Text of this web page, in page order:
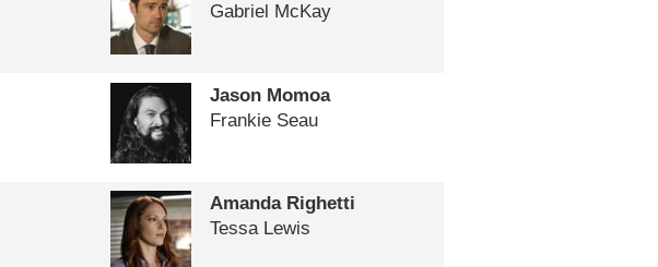
Gabriel McKay
Jason Momoa
Frankie Seau
Amanda Righetti
Tessa Lewis